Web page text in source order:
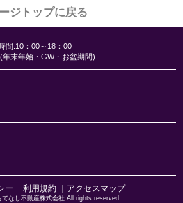
ジトップに戻る
間:10：00～18：00
年末年始・GW・お盆期間)
ー 利用規約 ｜アクセスマップ
なし不動産株式会社 All rights reserved.